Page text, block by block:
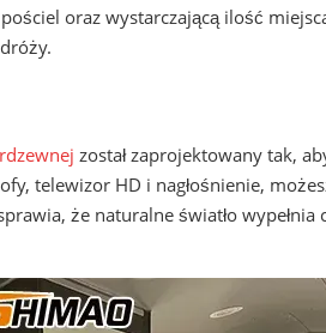
oraz wystarczającą ilość
został zaprojektowany tak,
telewizor HD i nagłośnienie,
że ​​naturalne światło